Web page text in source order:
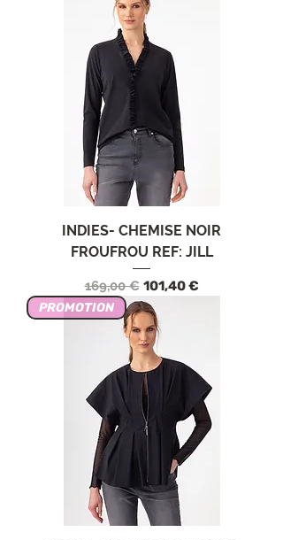
INDIES- CHEMISE NOIR
FROUFROU REF: JILL
Prix original
169,00 € Prix promotionnel
101,40 €
PROMOTION